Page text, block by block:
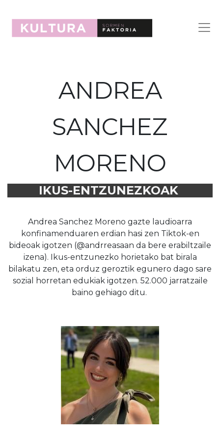
ANDREA
SANCHEZ
MORENO
IKUS-ENTZUNEZKOAK
Andrea Sanchez Moreno gazte laudioarra
konfinamenduaren erdian hasi zen Tiktok-en
bideoak igotzen (@andrreasaan da bere erabiltzaile
izena). Ikus-entzunezko horietako bat birala
bilakatu zen, eta orduz geroztik egunero dago sare
sozial horretan edukiak igotzen. 52.000 jarratzaile
baino gehiago ditu.